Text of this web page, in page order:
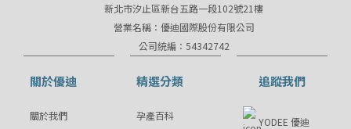
新北市汐止區新台五路一段102號21樓
營業名稱：優迪國際股份有限公司
公司統編：54342742
關於優迪
關於我們
精選分類
孕產百科
追蹤我們
YODEE 優迪